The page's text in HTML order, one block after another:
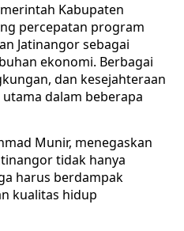
Kabupaten
percepatan program
Jatinangor sebagai
ekonomi. Berbagai
dan kesejahteraan
dalam beberapa
Munir, menegaskan
tidak hanya
harus berdampak
kualitas hidup